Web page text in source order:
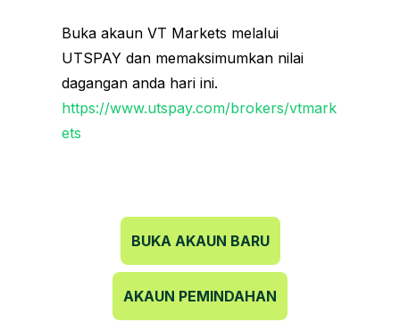
Buka akaun VT Markets melalui
UTSPAY dan memaksimumkan nilai
dagangan anda hari ini.
https://www.utspay.com/brokers/vtmark
ets
BUKA AKAUN BARU
AKAUN PEMINDAHAN